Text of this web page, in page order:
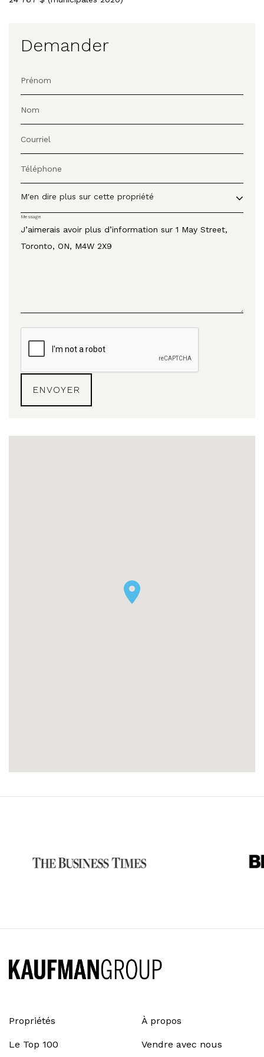
Demander
Prénom
Nom
Courriel
Téléphone
M'en dire plus sur cette propriété
Message
ENVOYER
Propriétés À propos
Le Top 100 Vendre avec nous